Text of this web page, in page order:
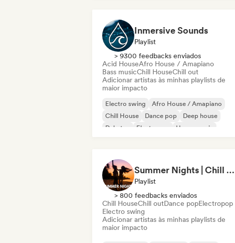
Inmersive Sounds
Playlist
> 9300 feedbacks enviados
Acid HouseAfro House / Amapiano
Bass musicChill HouseChill out
Adicionar artistas às minhas playlists de
maior impacto
Electro swing
Afro House / Amapiano
Chill House
Dance pop
Deep house
Dubstep
Electropop House music
Summer Nights | Chill House & Tropical Beats
Playlist
> 800 feedbacks enviados
Chill HouseChill outDance popElectropop
Electro swing
Adicionar artistas às minhas playlists de
maior impacto